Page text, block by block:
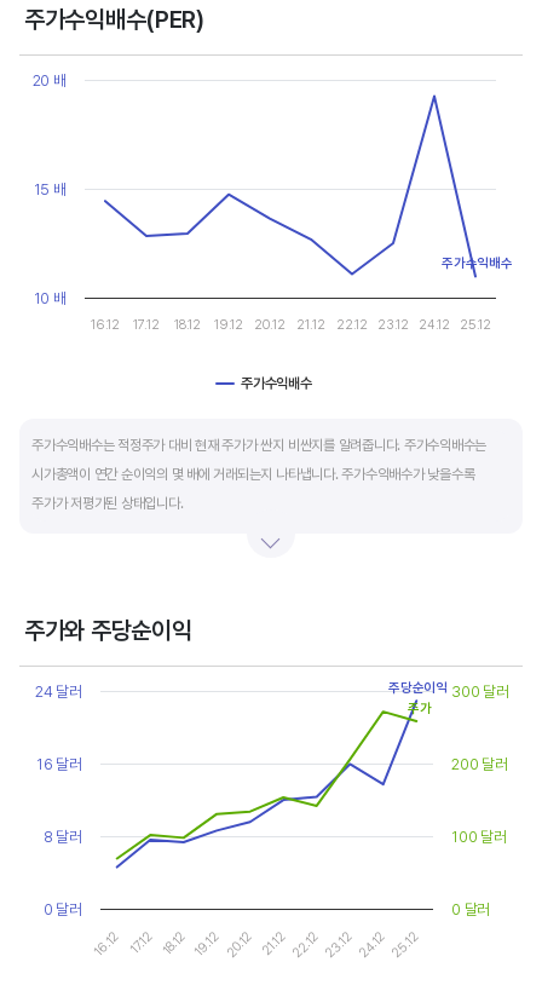
투자활동 현금흐름은 기업의 기계 및 공장증설이나 금융자산 거래에서 발생하는
재무활동 현금흐름은 증자, 차입, 배당을 통해 발생하는 현금유출입을 뜻합니다.
영업활동으로 충분한 현금을 벌고 있는 기업은 금융기관의 차입금을 갚고, 배당을 지급하는
등 현금이 유출되기 때문에 마이너스(-)를 기록합니다.
특별한 활동이 있는 일시적인 기간을 제외하고 현금흐름표의 장기적인 구성은 영업활동
현금흐름 플러스(+), 투자활동 현금흐름 마이너스(-), 재무활동 현금흐름이 마이너스(-)가
가장 좋습니다.
주가수익배수(PER)
Chart
Line chart with 10 data points.
The chart has 1 Y axis displaying values. Data ranges from
주가수익배수
16.12 17.12 18.12 19.12 20.12 21.12 22.12 23.12 24.12 25.12
10 배
15 배
20 배
주가수익배수
주가수익배수는 적정주가 대비 현재 주가가 싼지 비싼지를 알려줍니다. 주가수익배수는
시가총액이 연간 순이익의 몇 배에 거래되는지 나타냅니다. 주가수익배수가 낮을수록
주가가 저평가된 상태입니다.
상대적으로 싸게 거래된다고 판단합니다.
또한, 기업의 10년 정도의 장기적인 주가수익배수 추이를 함께 보는 것이 좋습니다.
순이익이 성장할때와 감소할때 주가수익배수는 다르게 평가받습니다. 순이익 성장률이
높으면 주가수익배수도 높게 평가 받습니다. 이는 순이익 성장률이 높으면 주가도 크게
상승한다는 뜻입니다.
10년 간 장기적인 주가수익배수의 움직임과 최고, 최저점을 확인한 후, 현재 시점
주가수익배수와 비교해 주가가 싼지 비싼지를 평가하는게 좋습니다. 일반적으로 장기적인
이익이 더 성장할 수 있을지 더 꼼꼼히 살피고 유의해야 합니다.
주가와 주당순이익
Chart
Line chart with 2 lines.
The chart has 1 X axis displaying categories.
The chart has 2 Y axes displaying values, and values.
16.12 17.12 18.12 19.12 20.12 21.12 22.12 23.12 24.12 25.12
0 달러
8 달러
16 달러
24 달러
0 달러
100 달러
200 달러
300 달러
주당순이익
주가